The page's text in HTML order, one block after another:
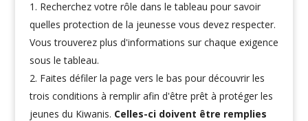
Recherchez votre rôle dans le tableau pour savoir
quelles protection de la jeunesse vous devez respecter.
Vous trouverez plus d'informations sur chaque exigence
sous le tableau.
Faites défiler la page vers le bas pour découvrir les
trois conditions à remplir afin d'être prêt à protéger les
jeunes du Kiwanis. Celles-ci doivent être remplies